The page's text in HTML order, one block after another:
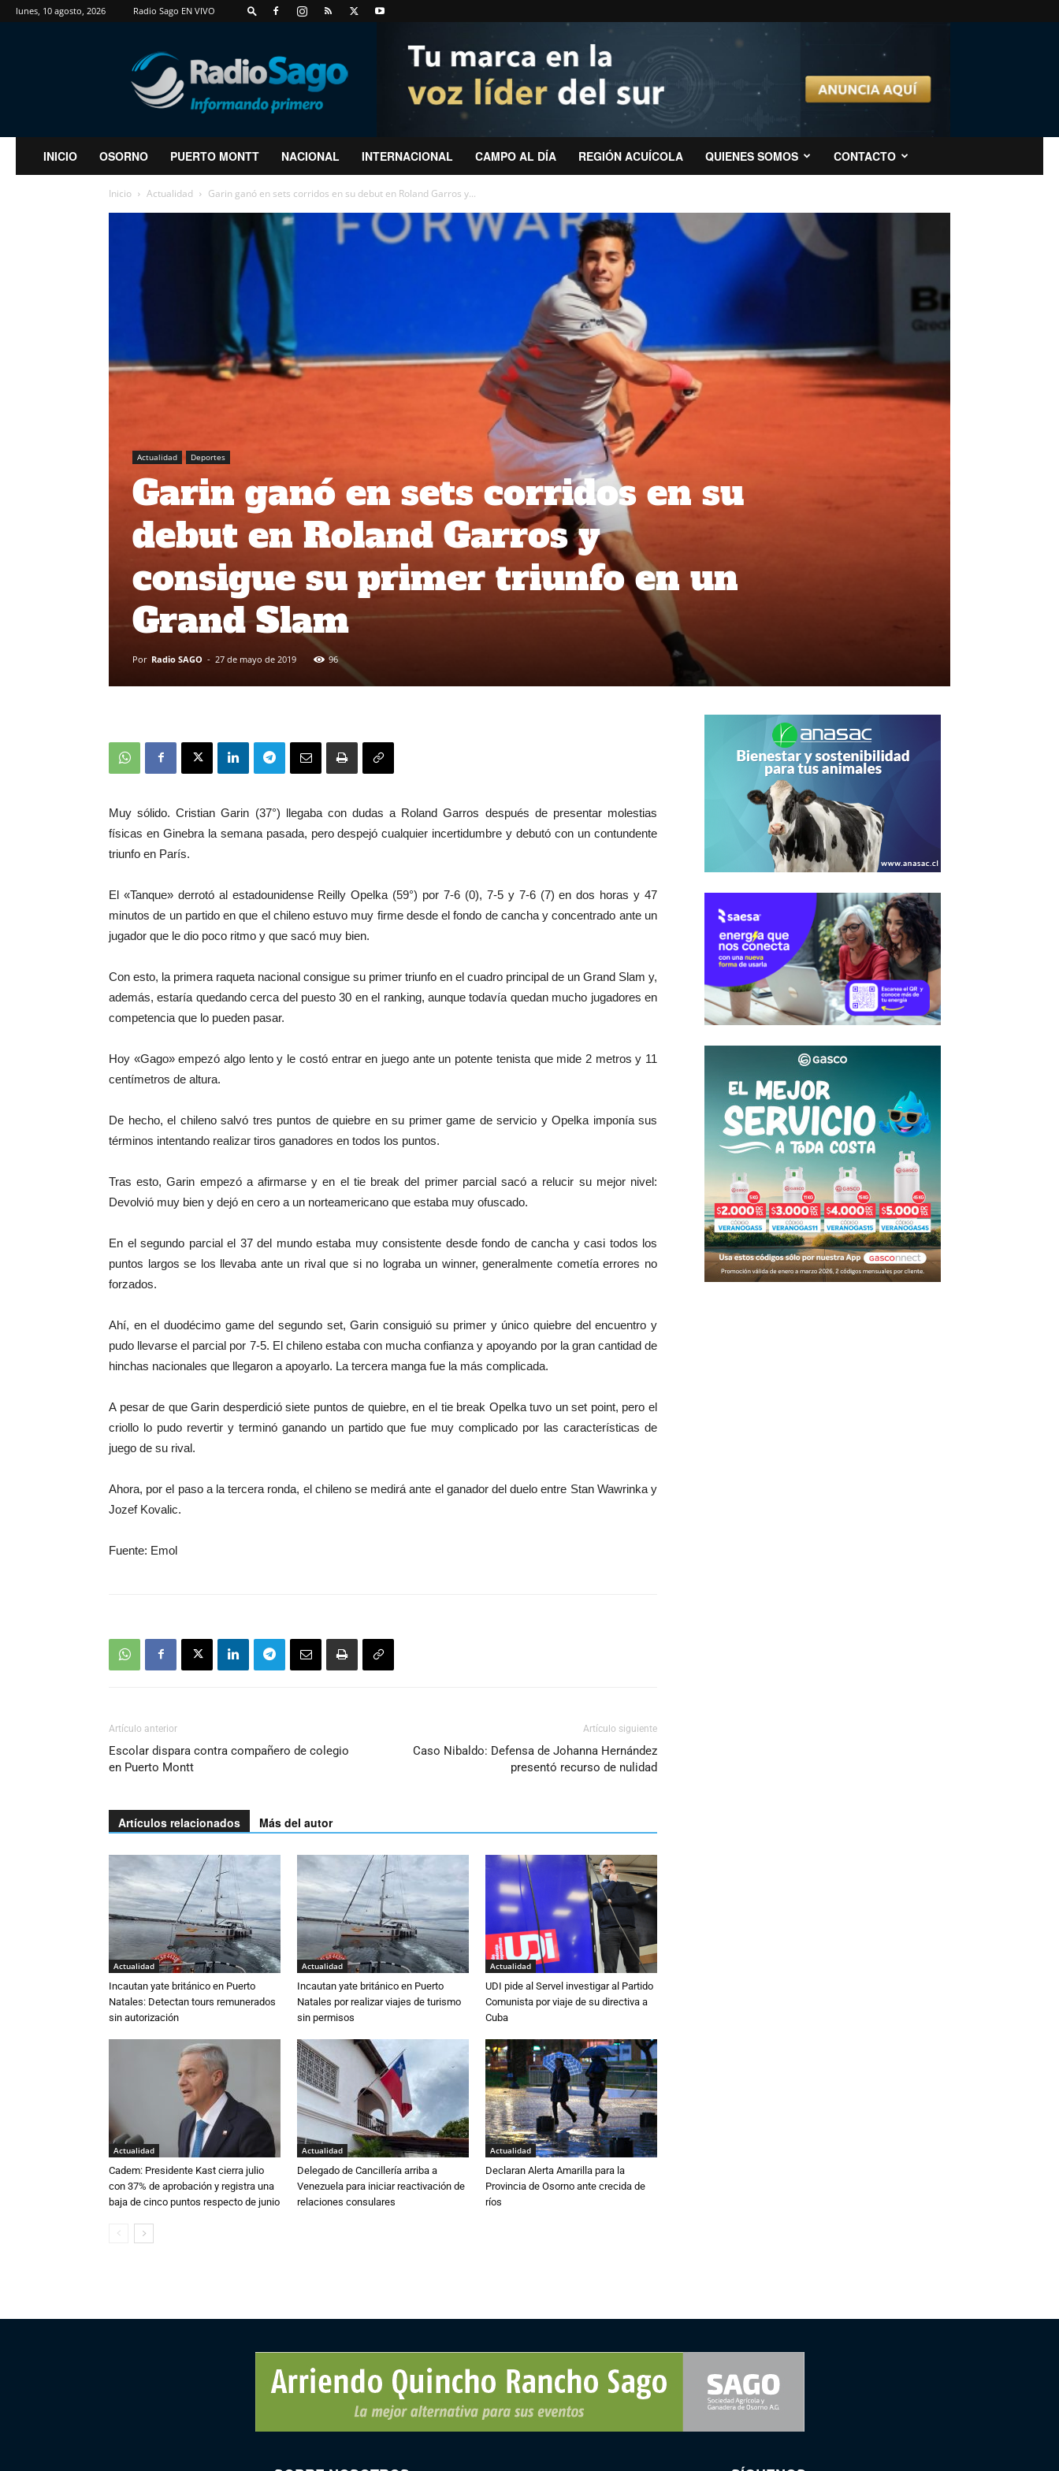
lunes, 10 agosto, 2026 Radio Sago EN VIVO
RadioSago
INICIO OSORNO PUERTO MONTT NACIONAL INTERNACIONAL CAMPO AL DÍA REGIÓN ACUÍCOLA QUIENES SOMOS CONTACTO
Inicio Actualidad Garin ganó en sets corridos en su debut en Roland Garros y...
Actualidad Deportes
Garin ganó en sets corridos en su
debut en Roland Garros y
consigue su primer triunfo en un
Grand Slam
Por Radio SAGO - 27 de mayo de 2019 96
Muy sólido. Cristian Garin (37°) llegaba con dudas a Roland Garros después de presentar molestias
físicas en Ginebra la semana pasada, pero despejó cualquier incertidumbre y debutó con un contundente
triunfo en París.
El «Tanque» derrotó al estadounidense Reilly Opelka (59°) por 7-6 (0), 7-5 y 7-6 (7) en dos horas y 47
minutos de un partido en que el chileno estuvo muy firme desde el fondo de cancha y concentrado ante un
jugador que le dio poco ritmo y que sacó muy bien.
Con esto, la primera raqueta nacional consigue su primer triunfo en el cuadro principal de un Grand Slam y,
además, estaría quedando cerca del puesto 30 en el ranking, aunque todavía quedan mucho jugadores en
competencia que lo pueden pasar.
Hoy «Gago» empezó algo lento y le costó entrar en juego ante un potente tenista que mide 2 metros y 11
centímetros de altura.
De hecho, el chileno salvó tres puntos de quiebre en su primer game de servicio y Opelka imponía sus
términos intentando realizar tiros ganadores en todos los puntos.
Tras esto, Garin empezó a afirmarse y en el tie break del primer parcial sacó a relucir su mejor nivel:
Devolvió muy bien y dejó en cero a un norteamericano que estaba muy ofuscado.
En el segundo parcial el 37 del mundo estaba muy consistente desde fondo de cancha y casi todos los
puntos largos se los llevaba ante un rival que si no lograba un winner, generalmente cometía errores no
forzados.
Ahí, en el duodécimo game del segundo set, Garin consiguió su primer y único quiebre del encuentro y
pudo llevarse el parcial por 7-5. El chileno estaba con mucha confianza y apoyando por la gran cantidad de
hinchas nacionales que llegaron a apoyarlo. La tercera manga fue la más complicada.
A pesar de que Garin desperdició siete puntos de quiebre, en el tie break Opelka tuvo un set point, pero el
criollo lo pudo revertir y terminó ganando un partido que fue muy complicado por las características de
juego de su rival.
Ahora, por el paso a la tercera ronda, el chileno se medirá ante el ganador del duelo entre Stan Wawrinka y
Jozef Kovalic.
Fuente: Emol
Artículo anterior
Escolar dispara contra compañero de colegio
en Puerto Montt
Artículo siguiente
Caso Nibaldo: Defensa de Johanna Hernández
presentó recurso de nulidad
Artículos relacionados Más del autor
Actualidad
Incautan yate británico en Puerto
Natales: Detectan tours remunerados
sin autorización
Actualidad
Incautan yate británico en Puerto
Natales por realizar viajes de turismo
sin permisos
Actualidad
UDI pide al Servel investigar al Partido
Comunista por viaje de su directiva a
Cuba
Actualidad
Cadem: Presidente Kast cierra julio
con 37% de aprobación y registra una
baja de cinco puntos respecto de junio
Actualidad
Delegado de Cancillería arriba a
Venezuela para iniciar reactivación de
relaciones consulares
Actualidad
Declaran Alerta Amarilla para la
Provincia de Osorno ante crecida de
ríos